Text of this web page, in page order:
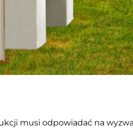
OSIEDLOWE
MIEJSKIE
MIEJSKIE
musi odpowiadać na